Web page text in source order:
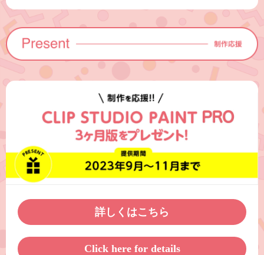
詳しくはこちら
Click here for details